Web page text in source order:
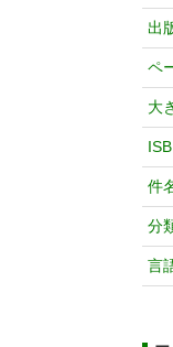
出
ペ
大
件
分
言